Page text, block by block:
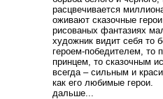
расцвечивается
оживают сказочные
рисованых фантазиях
художник видит себя то
героем-победителем, то
принцем, то сказочным
всегда – сильным и
как его любимые герои.
дальше...